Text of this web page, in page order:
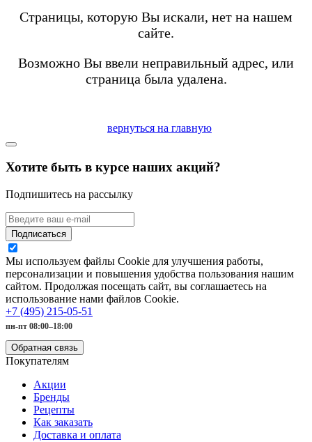
Страницы, которую Вы искали, нет на нашем
сайте.
Возможно Вы ввели неправильный адрес, или
страница была удалена.
вернуться на главную
Хотите быть в курсе наших акций?
Подпишитесь на рассылку
Подписаться
Мы используем файлы Cookie для улучшения работы,
персонализации и повышения удобства пользования нашим
сайтом. Продолжая посещать сайт, вы соглашаетесь на
использование нами файлов Cookie.
+7 (495) 215-05-51
пн-пт 08:00–18:00
Обратная связь
Покупателям
Акции
Бренды
Рецепты
Как заказать
Доставка и оплата